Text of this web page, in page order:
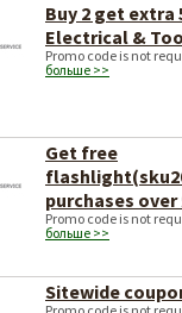
Buy 2 get
Electrical &
Promo code is not
больше >>
Get free
purchases over
Promo code is not
больше >>
Sitewide